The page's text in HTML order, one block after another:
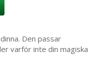
Den passar
varför inte din magiska